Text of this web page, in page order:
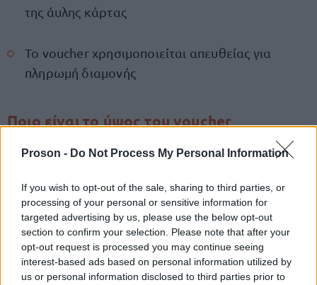
Proson - Do Not Process My Personal Information
If you wish to opt-out of the sale, sharing to third parties, or
processing of your personal or sensitive information for
targeted advertising by us, please use the below opt-out
section to confirm your selection. Please note that after your
opt-out request is processed you may continue seeing
interest-based ads based on personal information utilized by
us or personal information disclosed to third parties prior to
της άυλης κάρτας
Το voucher χρησιμοποιείται απευθείας για
πληρωμή διαμονής
Ποιο είναι το ύψος του voucher
Το ποσό της ενίσχυσης διαφοροποιείται ανάλογα
Την οικογενειακή κατάσταση
Την ύπαρξη τέκνων